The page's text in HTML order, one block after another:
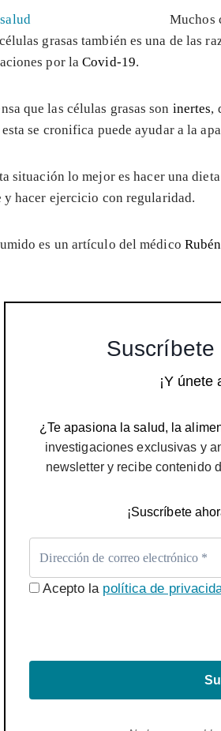
Muchos
grasas también es una de las
por laCovid-19.
que las células grasas son inertes,
se cronifica puede ayudar a la
situación lo mejor es hacer una
hacer ejercicio con regularidad.
es un artículo del médico
Suscríbete
¡Y únete
¿Te apasiona la salud, la
investigaciones exclusivas y
newsletter y recibe contenido
¡Suscríbete
Acepto la política de